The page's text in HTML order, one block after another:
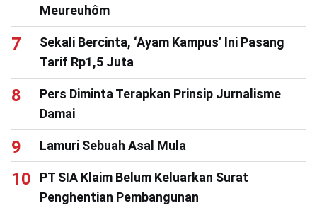
Meureuhôm
Sekali Bercinta, ‘Ayam Kampus’ Ini Pasang
Tarif Rp1,5 Juta
Pers Diminta Terapkan Prinsip Jurnalisme
Damai
Lamuri Sebuah Asal Mula
PT SIA Klaim Belum Keluarkan Surat
Penghentian Pembangunan